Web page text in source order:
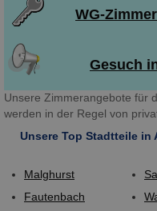
WG-
Gesuch
Unsere Zimmerangebote für
werden in der Regel von
Unsere Top Stadtteile in
Malghurst
Fautenbach